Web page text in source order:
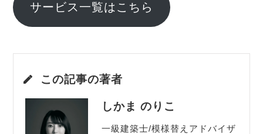
サービス一覧はこちら
この記事の著者
しかま のりこ
一級建築士/模様替えアドバイザ